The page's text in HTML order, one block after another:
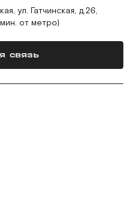
ул. Гатчинская, д.26,
от метро)
связь